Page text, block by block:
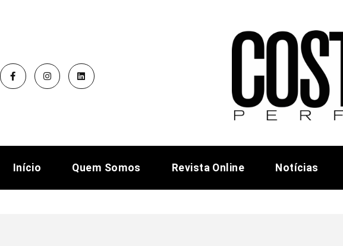
Início Quem Somos Revista Online Notícias